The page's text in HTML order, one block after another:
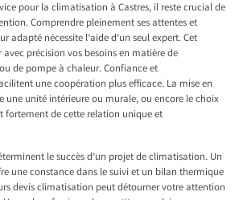
pour laclimatisation à Castres, il reste crucial de
Comprendre pleinement ses attentes et
adapté nécessite l’aide d’un seul expert. Cet
précision vos besoins en matière de
de pompe à chaleur. Confiance et
une coopération plus efficace. La mise en
une unité intérieure ou murale, ou encore le choix
fortement de cette relation unique et
le succès d’un projet de climatisation. Un
une constance dans le suivi et un bilan thermique
devis climatisation peut détourner votre attention